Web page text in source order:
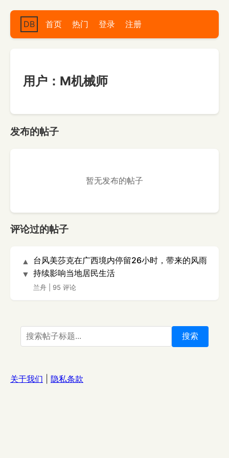
DB 首页 热门 登录 注册
用户：M机械师
发布的帖子
暂无发布的帖子
评论过的帖子
▲
▼
台风美莎克在广西境内停留26小时，带来的风雨
持续影响当地居民生活
兰舟 95 评论
搜索
关于我们 隐私条款